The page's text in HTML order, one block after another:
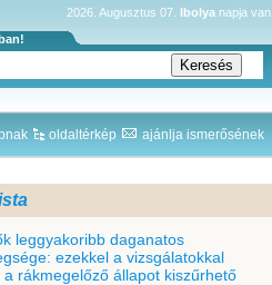
2026. Augusztus 07. Ibolya napja van
oldaltérkép ajánlja ismerősének
leggyakoribb daganatos
ezekkel a vizsgálatokkal
a rákmegelőző állapot kiszűrhető